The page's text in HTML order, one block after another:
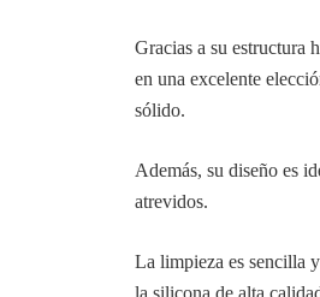
Gracias a su estructura
en una excelente
sólido.
Además, su diseño es
atrevidos.
La limpieza es sencilla